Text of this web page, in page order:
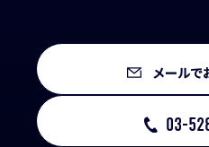
メールで
03-